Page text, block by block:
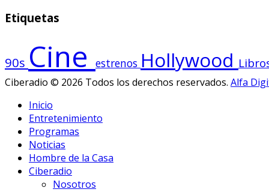
Etiquetas
90s Cine estrenos Hollywood
Ciberadio © 2026 Todos los derechos reservados. Alfa
Inicio
Entretenimiento
Programas
Noticias
Hombre de la Casa
Ciberadio
Nosotros